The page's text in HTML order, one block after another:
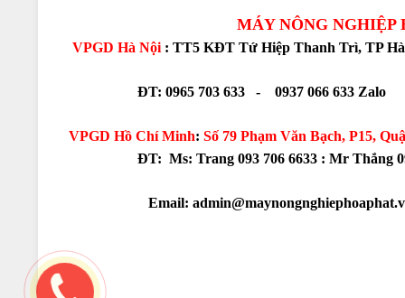
MÁY NÔNG NGHIỆP
VPGD Hà Nội : TT5 KĐT Tứ Hiệp Thanh Trì, TP
ĐT: 0965 703 633 - 0937 066 633 Zalo
VPGD Hồ Chí Minh: Số 79 Phạm Văn Bạch, P15,
ĐT: Ms: Trang 093 706 6633 : Mr Thắng
Email: